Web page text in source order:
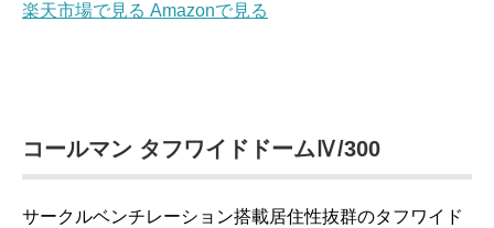
楽天市場で見る Amazonで見る
コールマン タフワイドドームⅣ/300
サークルベンチレーション搭載居住性抜群のタフワイド